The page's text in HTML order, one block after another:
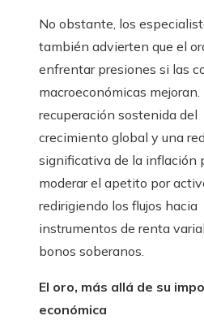
No obstante, los
también advierten que el
enfrentar presiones si las
macroeconómicas mejoran.
recuperación sostenida del
crecimiento global y una
significativa de la inflación
moderar el apetito por
redirigiendo los flujos hacia
instrumentos de renta
bonos soberanos.
El oro, más allá de su
económica